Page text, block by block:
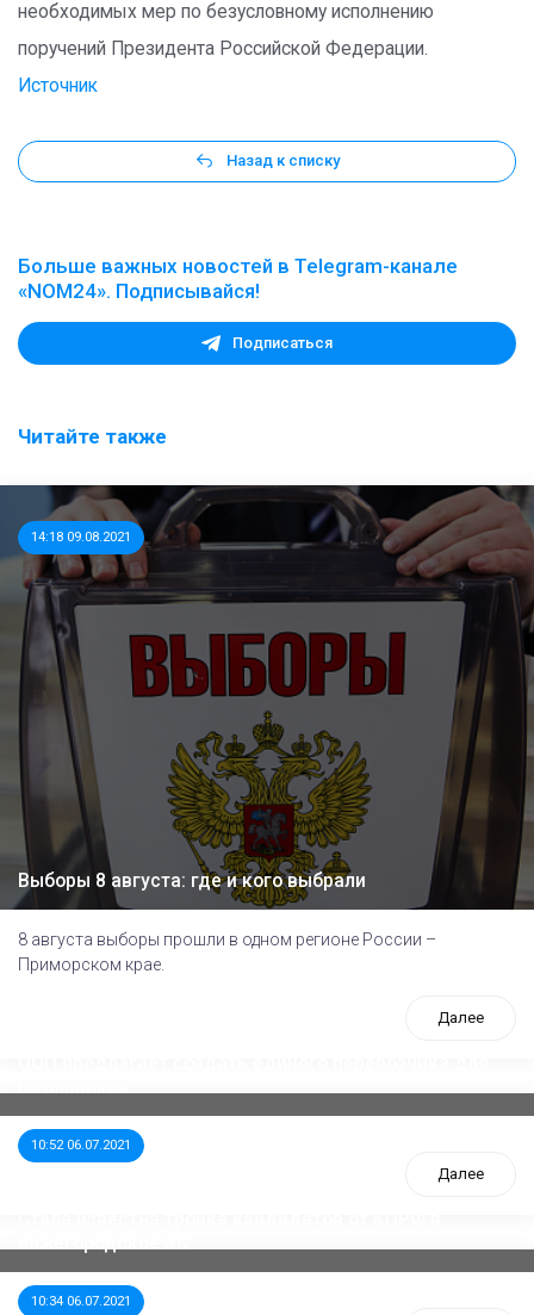
необходимых мер по безусловному исполнению
поручений Президента Российской Федерации.
Источник
Назад к списку
Больше важных новостей в Telegram-канале
«NOM24». Подписывайся!
Подписаться
Читайте также
14:18 09.08.2021
Выборы 8 августа: где и кого выбрали
8 августа выборы прошли в одном регионе России –
Приморском крае.
Далее
10:52 06.07.2021
Далее
10:34 06.07.2021